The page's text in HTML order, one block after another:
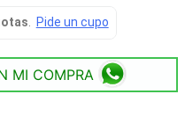
MI COMPRA